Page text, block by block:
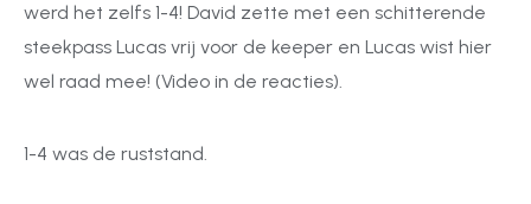
werd het zelfs 1-4! David zette met een schitterende
steekpass Lucas vrij voor de keeper en Lucas wist hier
wel raad mee! (Video in de reacties).
1-4 was de ruststand.